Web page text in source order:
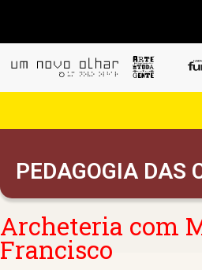
PEDAGOGIA DAS
Archeteria com
Francisco